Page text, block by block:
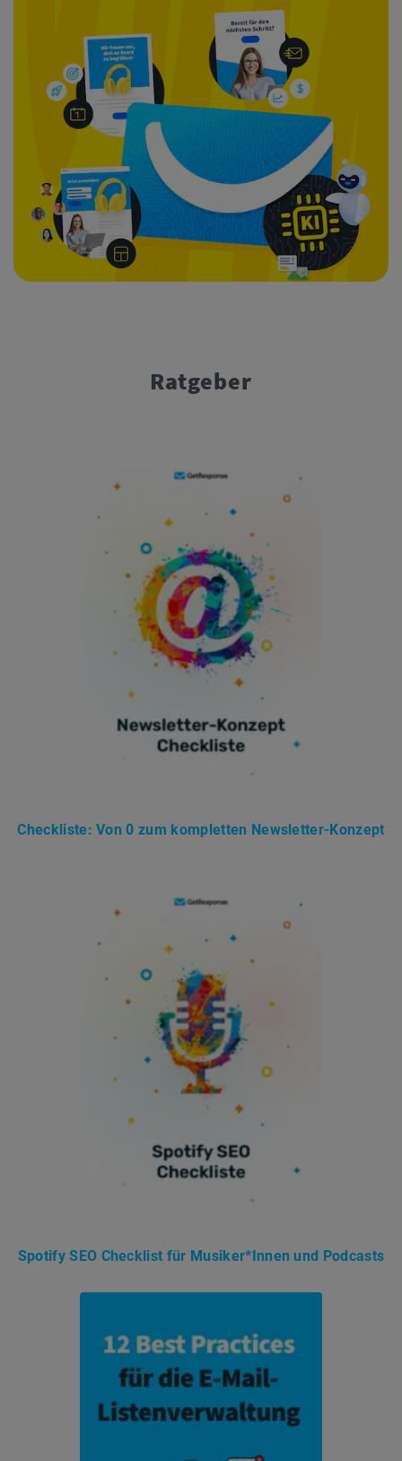
Ratgeber
Checkliste: Von 0 zum kompletten Newsletter-Konzept
Spotify SEO Checklist für Musiker*Innen und Podcasts